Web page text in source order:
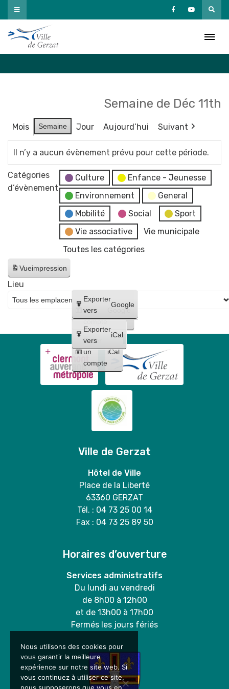
Passer
au
contenu
Semaine de Déc 11th
Mois Semaine Jour Aujourd’hui Suivant
Il n’y a aucun évènement prévu pour cette période.
Catégories
d’évènement
Culture
Enfance - Jeunesse
Environnement
General
Mobilité
Social
Sport
Vie associative
Vie municipale
Toutes les catégories
Vueimpression
Créer
un
compte
Google
Créer
un
compte
iCal
Exporter
vers
Google
Exporter
vers
iCal
Lieu
Ville de Gerzat
Hôtel de Ville
Place de la Liberté
63360 GERZAT
Tél. : 04 73 25 00 14
Fax : 04 73 25 89 50
Horaires d’ouverture
Services administratifs
Du lundi au vendredi
de 8h00 à 12h00
et de 13h00 à 17h00
Fermés les jours fériés
Nous utilisons des cookies pour
vous garantir la meilleure
expérience sur notre site web. Si
vous continuez à utiliser ce site,